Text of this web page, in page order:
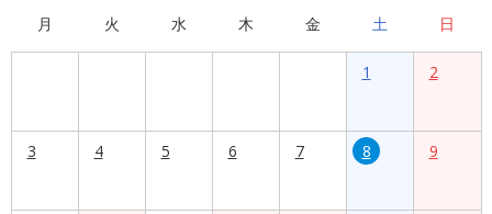
月 火 水 木 金 土 日
1 2
3 4 5 6 7 8 9